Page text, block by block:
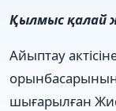
Қылмыс қалай
Айыптау
шығарылған